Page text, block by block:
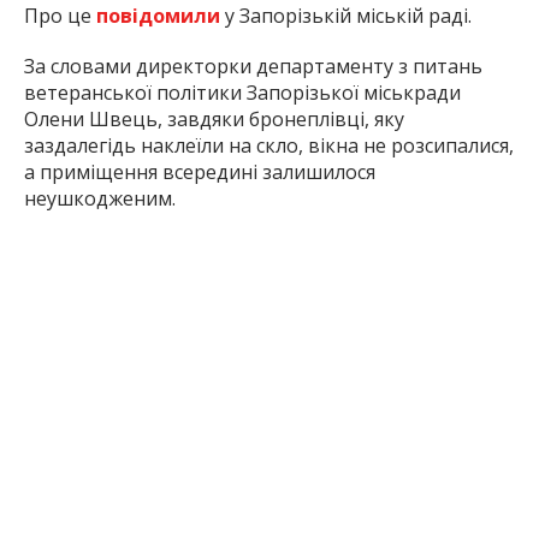
Про це повідомили у Запорізькій міській раді.
За словами директорки департаменту з питань
ветеранської політики Запорізької міськради
Олени Швець, завдяки бронеплівці, яку
заздалегідь наклеїли на скло, вікна не розсипалися,
а приміщення всередині залишилося
неушкодженим.